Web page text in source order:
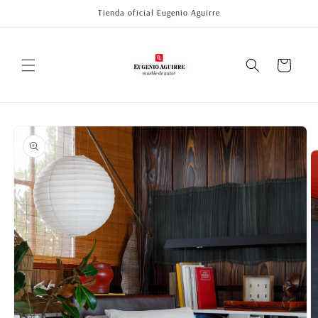
Tienda oficial Eugenio Aguirre
Carrito
directamente
a la
información
del producto